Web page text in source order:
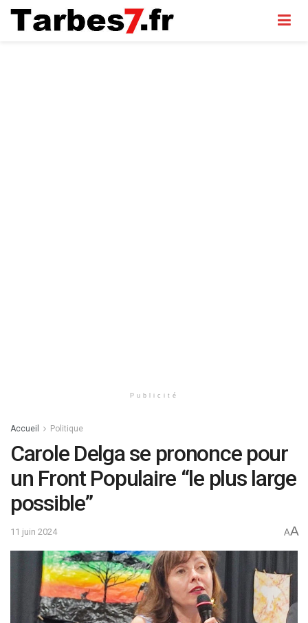
Publicité
Accueil Politique
Carole Delga se prononce pour
un Front Populaire “le plus large
possible”
11 juin 2024 AA